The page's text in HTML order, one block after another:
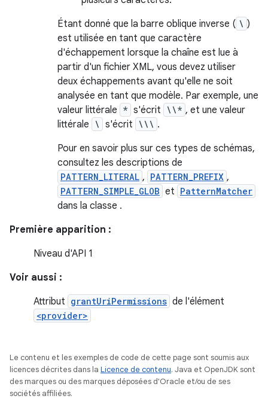
Étant donné que la barre oblique inverse ( \ )
est utilisée en tant que caractère
d'échappement lorsque la chaîne est lue à
partir d'un fichier XML, vous devez utiliser
deux échappements avant qu'elle ne soit
analysée en tant que modèle. Par exemple, une
valeur littérale * s'écrit \\* , et une valeur
littérale \ s'écrit \\\ .
Pour en savoir plus sur ces types de schémas,
consultez les descriptions de
PATTERN_LITERAL , PATTERN_PREFIX ,
PATTERN_SIMPLE_GLOB et PatternMatcher
dans la classe .
Première apparition :
Niveau d'API 1
Voir aussi :
Attribut grantUriPermissions de l'élément
<provider>
Le contenu et les exemples de code de cette page sont soumis aux
licences décrites dans la Licence de contenu. Java et OpenJDK sont
des marques ou des marques déposées d'Oracle et/ou de ses
sociétés affiliées.